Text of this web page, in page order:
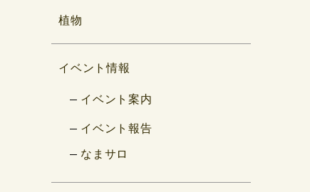
植物
イベント情報
イベント案内
イベント報告
なまサロ